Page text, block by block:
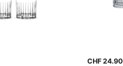
CHF 24.90